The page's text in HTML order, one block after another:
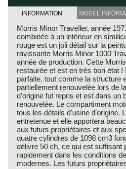
INFORMATION MODEL
Morris Minor Traveller, année
combinée à un intérieur en
rouge est un joli détail sur la
ravissante Morris Minor 1000
année de production. Cette
restaurée et est en très bon état
parfaite, tout comme la structure
partiellement renouvelée lors de
d'origine fut repris et est dans un
renouvelée. Le compartiment
tous les détails d'usine d'origine.
entretenue et elle apportera
aux futurs propriétaires et aux
quatre cylindres de 1098 cm3
délivre 50 ch, ce qui est suffisant
rapidement dans les conditions
modernes. Les futurs